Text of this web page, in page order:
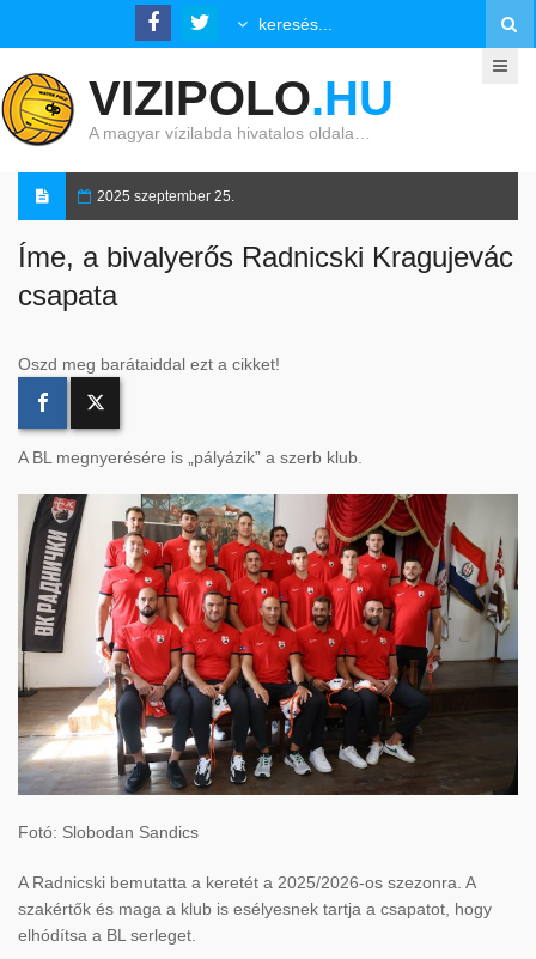
VIZIPOLO.HU
A magyar vízilabda hivatalos oldala…
2025 szeptember 25.
Íme, a bivalyerős Radnicski Kragujevác
csapata
Oszd meg barátaiddal ezt a cikket!
A BL megnyerésére is „pályázik” a szerb klub.
Fotó: Slobodan Sandics
A Radnicski bemutatta a keretét a 2025/2026-os szezonra. A
szakértők és maga a klub is esélyesnek tartja a csapatot, hogy
elhódítsa a BL serleget.